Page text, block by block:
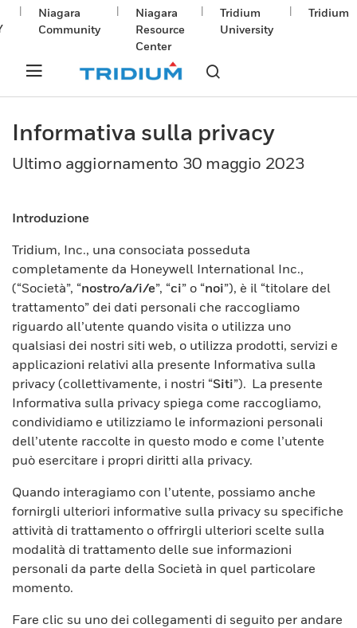
Niagara
Community
Niagara
Resource
Center
Tridium
University
Tridium
Informativa sulla privacy
Ultimo aggiornamento 30 maggio 2023
Introduzione
Tridium, Inc., una consociata posseduta
completamente da Honeywell International Inc.,
(“Società”, “nostro/a/i/e”, “ci” o “noi”), è il “titolare del
trattamento” dei dati personali che raccogliamo
riguardo all’utente quando visita o utilizza uno
qualsiasi dei nostri siti web, o utilizza prodotti, servizi e
applicazioni relativi alla presente Informativa sulla
privacy (collettivamente, i nostri “Siti”). La presente
Informativa sulla privacy spiega come raccogliamo,
condividiamo e utilizziamo le informazioni personali
dell’utente raccolte in questo modo e come l’utente
può esercitare i propri diritti alla privacy.
Quando interagiamo con l’utente, possiamo anche
fornirgli ulteriori informative sulla privacy su specifiche
attività di trattamento o offrirgli ulteriori scelte sulla
modalità di trattamento delle sue informazioni
personali da parte della Società in quel particolare
momento.
Fare clic su uno dei collegamenti di seguito per andare